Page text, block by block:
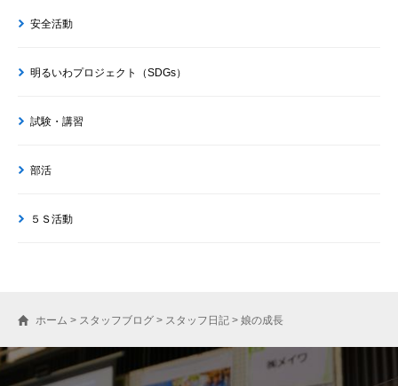
安全活動
明るいわプロジェクト（SDGs）
試験・講習
部活
５Ｓ活動
ホーム > スタッフブログ > スタッフ日記 > 娘の成長